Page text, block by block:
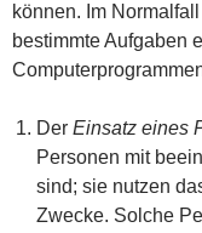
können. Im
bestimmte Aufgaben
Der Einsatz eines
Personen mit
sind; sie nutzen
Zwecke. Solche